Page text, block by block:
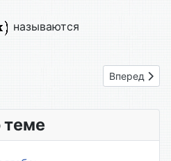
называются
бесконечно малых функций
Следующий:
Вперед